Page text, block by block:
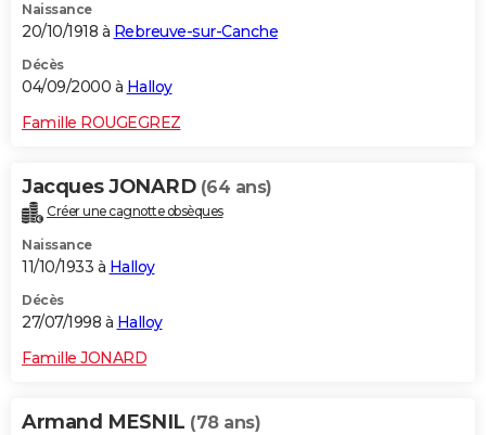
Naissance
20/10/1918 à Rebreuve-sur-Canche
Décès
04/09/2000 à Halloy
Famille ROUGEGREZ
Jacques JONARD (64 ans)
Créer une cagnotte obsèques
Naissance
11/10/1933 à Halloy
Décès
27/07/1998 à Halloy
Famille JONARD
Armand MESNIL (78 ans)